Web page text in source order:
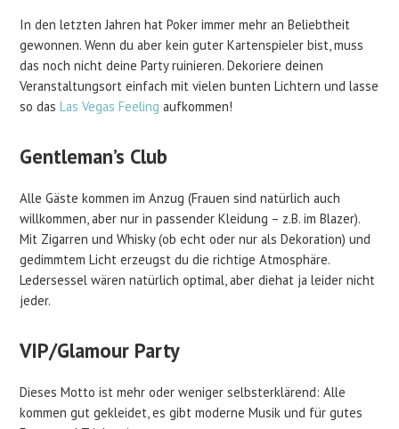
In den letzten Jahren hat Poker immer mehr an Beliebtheit
gewonnen. Wenn du aber kein guter Kartenspieler bist, muss
das noch nicht deine Party ruinieren. Dekoriere deinen
Veranstaltungsort einfach mit vielen bunten Lichtern und lasse
so dasLas Vegas Feeling aufkommen!
Gentleman’s Club
Alle Gäste kommen im Anzug (Frauen sind natürlich auch
willkommen, aber nur in passender Kleidung – z.B. im Blazer).
Mit Zigarren und Whisky (ob echt oder nur als Dekoration) und
gedimmtem Licht erzeugst du die richtige Atmosphäre.
Ledersessel wären natürlich optimal, aber diehat ja leider nicht
jeder.
VIP/Glamour Party
Dieses Motto ist mehr oder weniger selbsterklärend: Alle
kommen gut gekleidet, es gibt moderne Musik und für gutes